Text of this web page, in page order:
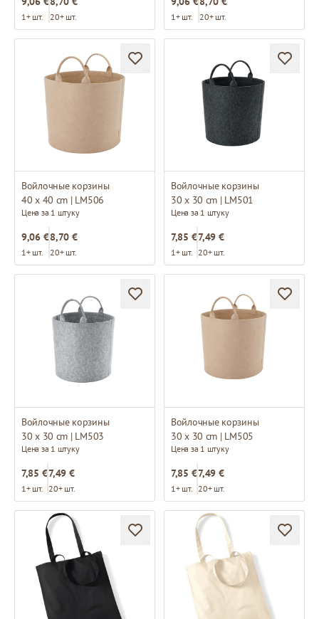
1+ шт. 20+ шт. 1+ шт. 20+ шт.
Войлочные корзины
40 x 40 cm | LM506
Цена за 1 штуку
9,06 €
1+ шт.
8,70 €
20+ шт.
Войлочные корзины
30 x 30 cm | LM501
Цена за 1 штуку
7,85 €
1+ шт.
7,49 €
20+ шт.
Войлочные корзины
30 x 30 cm | LM503
Цена за 1 штуку
7,85 €
1+ шт.
7,49 €
20+ шт.
Войлочные корзины
30 x 30 cm | LM505
Цена за 1 штуку
7,85 €
1+ шт.
7,49 €
20+ шт.